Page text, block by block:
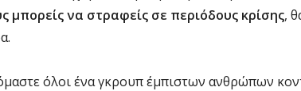
μπορείς να στραφείς σε περιόδους κρίσης,
όλοι ένα γκρουπ έμπιστων ανθρώπων